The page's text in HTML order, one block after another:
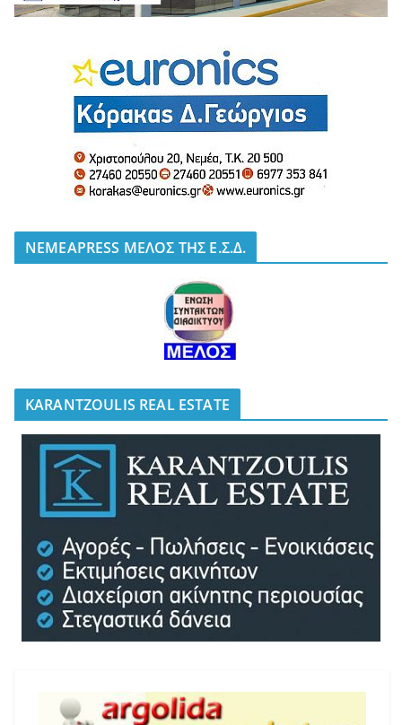
NEMEAPRESS ΜΕΛΟΣ ΤΗΣ Ε.Σ.Δ.
KARANTZOULIS REAL ESTATE